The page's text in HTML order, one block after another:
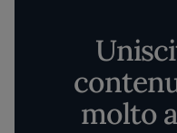
molto